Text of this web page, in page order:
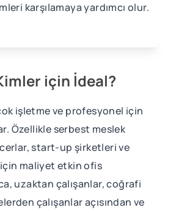
karşılamaya yardımcı olur.
için İdeal?
işletme ve profesyonel için
Özellikle serbest meslek
start-up şirketleri ve
maliyet etkin ofis
uzaktan çalışanlar, coğrafi
çalışanlar açısından ve